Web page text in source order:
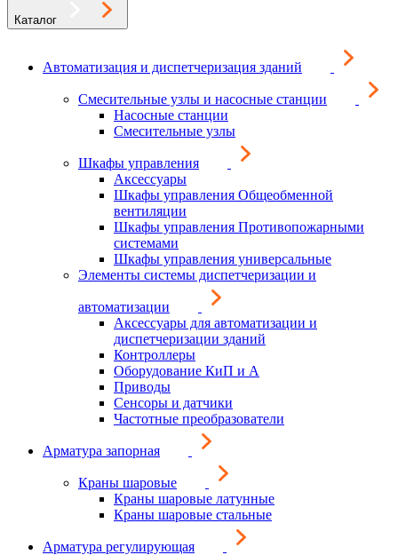
Каталог
Автоматизация и диспетчеризация зданий
Смесительные узлы и насосные станции
Насосные станции
Смесительные узлы
Шкафы управления
Аксессуары
Шкафы управления Общеобменной
вентиляции
Шкафы управления Противопожарными
системами
Шкафы управления универсальные
Элементы системы диспетчеризации и
автоматизации
Аксессуары для автоматизации и
диспетчеризации зданий
Контроллеры
Оборудование КиП и А
Приводы
Сенсоры и датчики
Частотные преобразователи
Арматура запорная
Краны шаровые
Краны шаровые латунные
Краны шаровые стальные
Арматура регулирующая